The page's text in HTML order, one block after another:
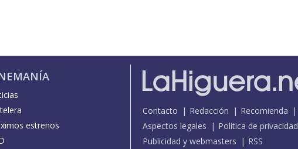
estrenos
Contacto Redacción Recomienda
Aspectos legales
Política de privacidad
Publicidad y webmasters
RSS